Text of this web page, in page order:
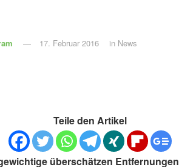
17. Februar 2016 in News
Teile den Artikel
überschätzen Entfernungen